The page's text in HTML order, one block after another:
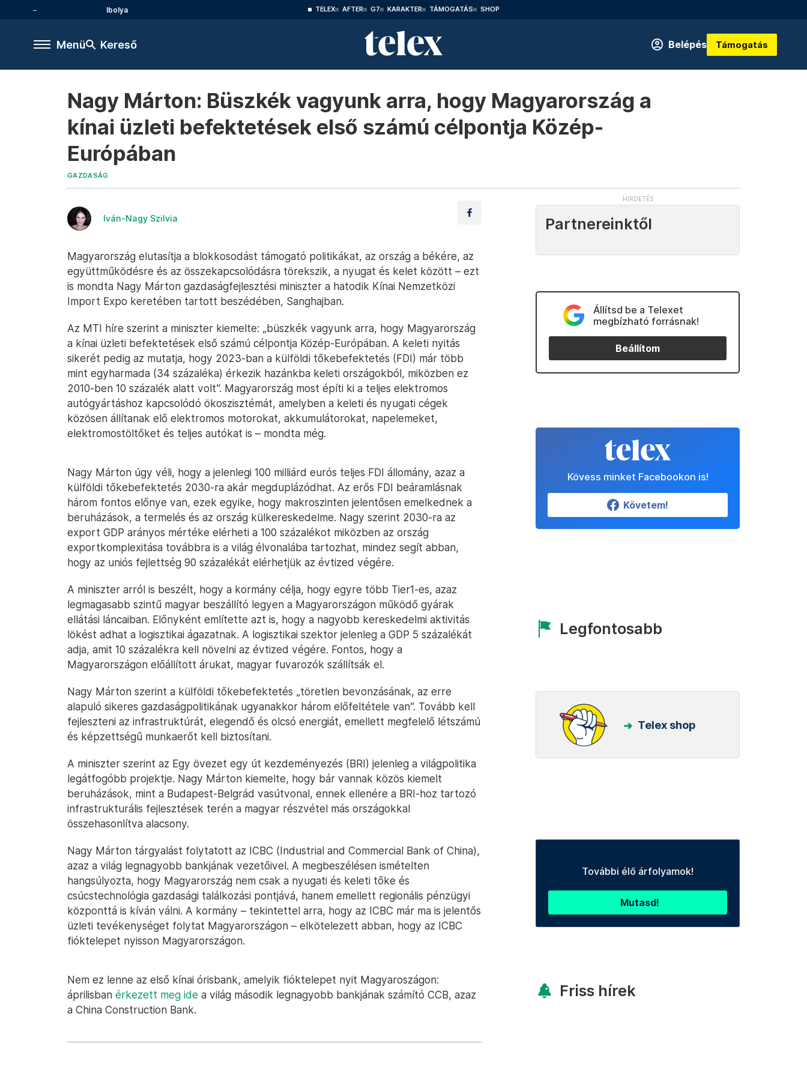
Ibolya TELEX AFTER G7 KARAKTER TÁMOGATÁS SHOP
Menü Kereső Belépés Támogatás
Nagy Márton: Büszkék vagyunk arra, hogy Magyarország a
kínai üzleti befektetések első számú célpontja Közép-
Európában
GAZDASÁG
Iván-Nagy Szilvia
Magyarország elutasítja a blokkosodást támogató politikákat, az ország a békére, az
együttműködésre és az összekapcsolódásra törekszik, a nyugat és kelet között – ezt
is mondta Nagy Márton gazdaságfejlesztési miniszter a hatodik Kínai Nemzetközi
Import Expo keretében tartott beszédében, Sanghajban.
Az MTI híre szerint a miniszter kiemelte: „büszkék vagyunk arra, hogy Magyarország
a kínai üzleti befektetések első számú célpontja Közép-Európában. A keleti nyitás
sikerét pedig az mutatja, hogy 2023-ban a külföldi tőkebefektetés (FDI) már több
mint egyharmada (34 százaléka) érkezik hazánkba keleti országokból, miközben ez
2010-ben 10 százalék alatt volt”. Magyarország most építi ki a teljes elektromos
autógyártáshoz kapcsolódó ökoszisztémát, amelyben a keleti és nyugati cégek
közösen állítanak elő elektromos motorokat, akkumulátorokat, napelemeket,
elektromostöltőket és teljes autókat is – mondta még.
Nagy Márton úgy véli, hogy a jelenlegi 100 milliárd eurós teljes FDI állomány, azaz a
külföldi tőkebefektetés 2030-ra akár megduplázódhat. Az erős FDI beáramlásnak
három fontos előnye van, ezek egyike, hogy makroszinten jelentősen emelkednek a
beruházások, a termelés és az ország külkereskedelme. Nagy szerint 2030-ra az
export GDP arányos mértéke elérheti a 100 százalékot miközben az ország
exportkomplexitása továbbra is a világ élvonalába tartozhat, mindez segít abban,
hogy az uniós fejlettség 90 százalékát elérhetjük az évtized végére.
A miniszter arról is beszélt, hogy a kormány célja, hogy egyre több Tier1-es, azaz
legmagasabb szintű magyar beszállító legyen a Magyarországon működő gyárak
ellátási láncaiban. Előnyként említette azt is, hogy a nagyobb kereskedelmi aktivitás
lökést adhat a logisztikai ágazatnak. A logisztikai szektor jelenleg a GDP 5 százalékát
adja, amit 10 százalékra kell növelni az évtized végére. Fontos, hogy a
Magyarországon előállított árukat, magyar fuvarozók szállítsák el.
Nagy Márton szerint a külföldi tőkebefektetés „töretlen bevonzásának, az erre
alapuló sikeres gazdaságpolitikának ugyanakkor három előfeltétele van”. Tovább kell
fejleszteni az infrastruktúrát, elegendő és olcsó energiát, emellett megfelelő létszámú
és képzettségű munkaerőt kell biztosítani.
A miniszter szerint az Egy övezet egy út kezdeményezés (BRI) jelenleg a világpolitika
legátfogóbb projektje. Nagy Márton kiemelte, hogy bár vannak közös kiemelt
beruházások, mint a Budapest-Belgrád vasútvonal, ennek ellenére a BRI-hoz tartozó
infrastrukturális fejlesztések terén a magyar részvétel más országokkal
összehasonlítva alacsony.
Nagy Márton tárgyalást folytatott az ICBC (Industrial and Commercial Bank of China),
azaz a világ legnagyobb bankjának vezetőivel. A megbeszélésen ismételten
hangsúlyozta, hogy Magyarország nem csak a nyugati és keleti tőke és
csúcstechnológia gazdasági találkozási pontjává, hanem emellett regionális pénzügyi
központtá is kíván válni. A kormány – tekintettel arra, hogy az ICBC már ma is jelentős
üzleti tevékenységet folytat Magyarországon – elkötelezett abban, hogy az ICBC
fióktelepet nyisson Magyarországon.
Nem ez lenne az első kínai órisbank, amelyik fióktelepet nyit Magyaroszágon:
áprilisban érkezett meg ide a világ második legnagyobb bankjának számító CCB, azaz
a China Construction Bank.
Partnereinktől
Állítsd be a Telexet
megbízható forrásnak!
Beállítom
Kövess minket Facebookon is!
Követem!
Legfontosabb
Telex shop
További élő árfolyamok!
Mutasd!
Friss hírek